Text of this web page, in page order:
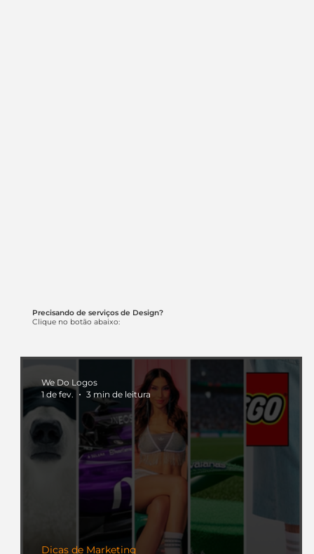
Precisando de serviços de Design?
Clique no botão abaixo:
Dicas de Marketing
We Do Logos
1 de fev.
3 min de leitura